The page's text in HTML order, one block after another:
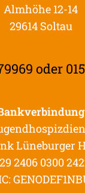
Almhöhe 12-14
29614 Soltau
oder
Lüneburger
2406 0300